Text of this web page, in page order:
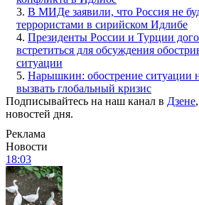
3. В МИДе заявили, что Россия не
террористами в сирийском Идлибе
4. Президенты России и Турции
встретиться для обсуждения
ситуации
5. Нарышкин: обострение ситуации
вызвать глобальный кризис
Подписывайтесь на наш канал в Дзене
новостей дня.
Реклама
Новости
18:03